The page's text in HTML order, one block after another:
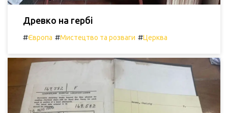
Древко на гербі
#Європа #Мистецтво та розваги #Церква